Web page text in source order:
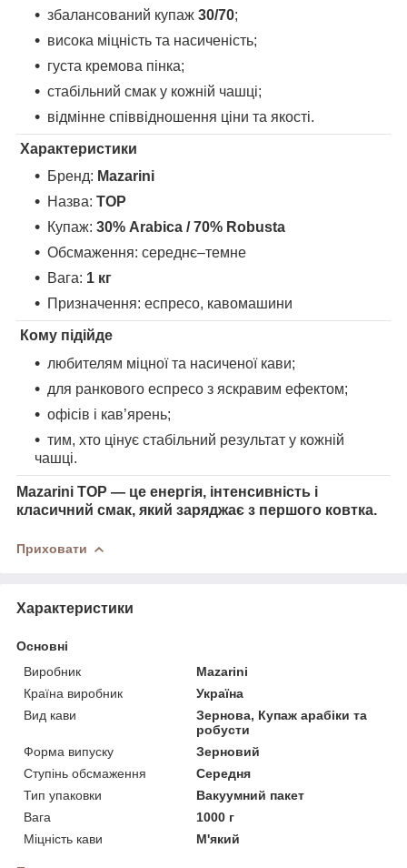
збалансований купаж 30/70;
висока міцність та насиченість;
густа кремова пінка;
стабільний смак у кожній чашці;
відмінне співвідношення ціни та якості.
Характеристики
Бренд: Mazarini
Назва: TOP
Купаж: 30% Arabica / 70% Robusta
Обсмаження: середнє–темне
Вага: 1 кг
Призначення: еспресо, кавомашини
Кому підійде
любителям міцної та насиченої кави;
для ранкового еспресо з яскравим ефектом;
офісів і кав’ярень;
тим, хто цінує стабільний результат у кожній
чашці.
Mazarini TOP — це енергія, інтенсивність і
класичний смак, який заряджає з першого ковтка.
Приховати
Характеристики
Основні
Виробник
Mazarini
Країна виробник
Україна
Вид кави
Зернова, Купаж арабіки та
робусти
Форма випуску
Зерновий
Ступінь обсмаження
Середня
Тип упаковки
Вакуумний пакет
Вага
1000 г
Міцність кави
М'який